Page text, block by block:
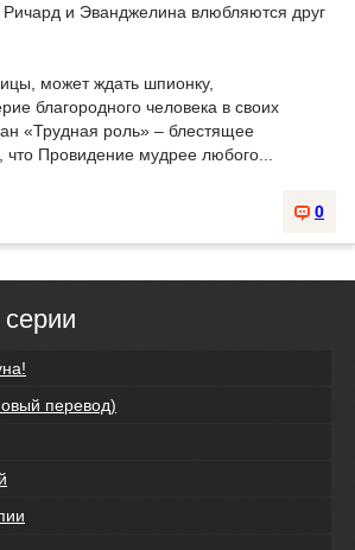
Ричард и Эванджелина влюбляются друг
может ждать шпионку,
благородного человека в своих
«Трудная роль» – блестящее
что Провидение мудрее любого...
0
перевод)